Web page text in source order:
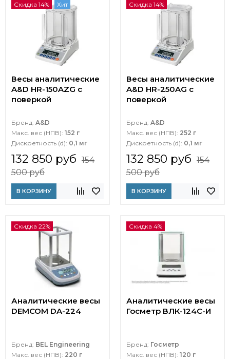
Скидка 14% Хит
Весы аналитические
A&D HR-150AZG с
поверкой
Бренд: A&D
Макс. вес (НПВ): 152 г
Дискретность (d): 0,1 мг
132 850 руб 154
500 руб
В КОРЗИНУ
Скидка 14%
Весы аналитические
A&D HR-250AG с
поверкой
Бренд: A&D
Макс. вес (НПВ): 252 г
Дискретность (d): 0,1 мг
132 850 руб 154
500 руб
В КОРЗИНУ
Скидка 22%
Аналитические весы
DEMCOM DA-224
Бренд: BEL Engineering
Макс. вес (НПВ): 220 г
Скидка 4%
Аналитические весы
Госметр ВЛК-124С-И
Бренд: Госметр
Макс. вес (НПВ): 120 г